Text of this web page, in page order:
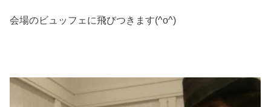
会場のビュッフェに飛びつきます(^o^)